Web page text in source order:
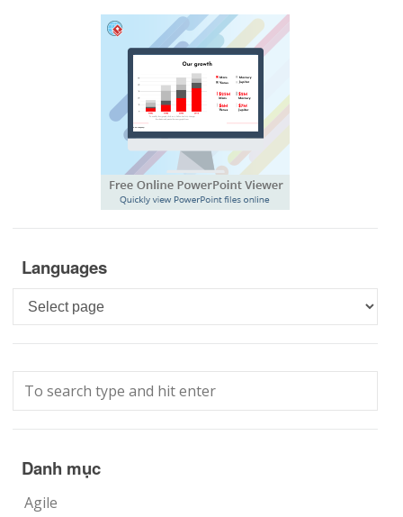
Languages
Languages
Danh mục
Agile